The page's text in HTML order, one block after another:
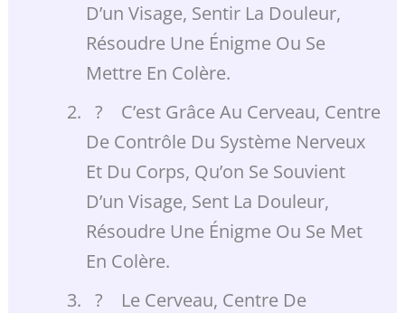
D’un Visage, Sentir La Douleur,
Résoudre Une Énigme Ou Se
Mettre En Colère.
? C’est Grâce Au Cerveau, Centre
De Contrôle Du Système Nerveux
Et Du Corps, Qu’on Se Souvient
D’un Visage, Sent La Douleur,
Résoudre Une Énigme Ou Se Met
En Colère.
? Le Cerveau, Centre De